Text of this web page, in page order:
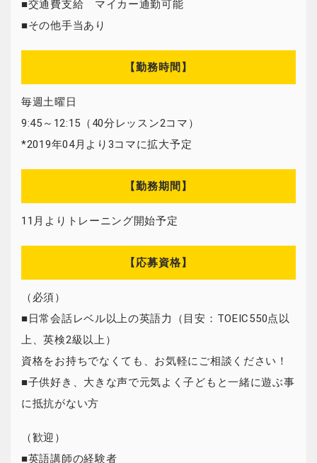
■交通費支給 マイカー通勤可能
■その他手当あり
【勤務時間】
毎週土曜日
9:45～12:15（40分レッスン2コマ）
*2019年04月より3コマに拡大予定
【勤務期間】
11月よりトレーニング開始予定
【応募資格】
（必須）
■日常会話レベル以上の英語力（目安：TOEIC550点以
上、英検2級以上）
資格をお持ちでなくても、お気軽にご相談ください！
■子供好き、大きな声で元気よく子どもと一緒に遊ぶ事
に抵抗がない方
（歓迎）
■英語講師の経験者